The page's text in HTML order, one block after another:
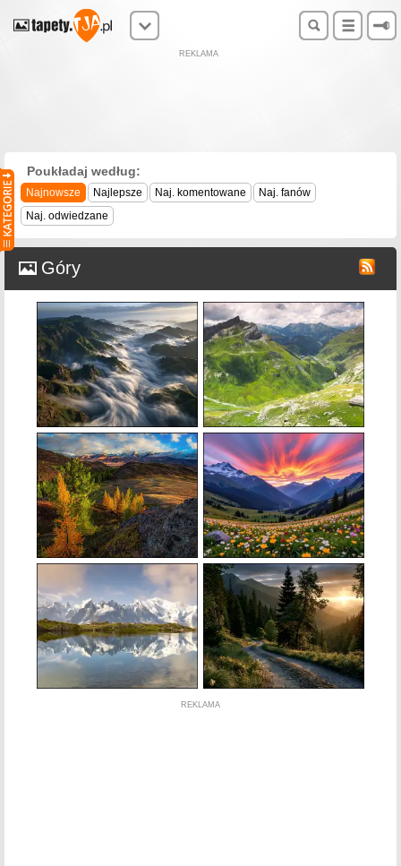
REKLAMA
Poukładaj według:
Najnowsze Najlepsze Naj. komentowane
Naj. fanów
Naj. odwiedzane
Góry
REKLAMA